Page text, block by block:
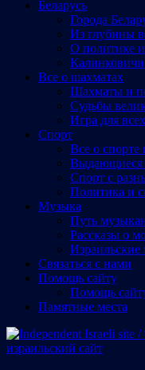
Беларусь
Города
Из глубины
О политике
Калинковичи
Все о шахматах
Шахматы и
Судьбы
Игра для всех
Спорт
Все о спорте
Выдающиеся
Спорт с
Политика и
Музыка
Путь
Рассказы о
Cвязаться с нами
Помощь сайту
Помощь
Памятные места